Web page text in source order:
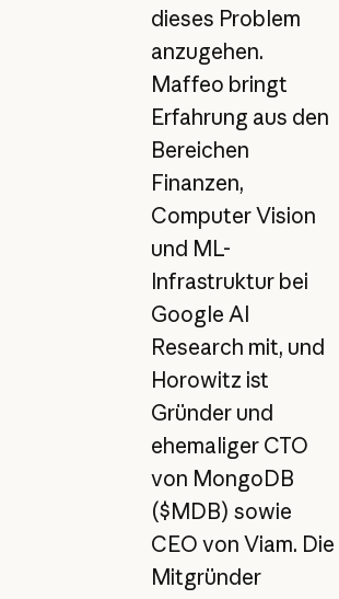
dieses Problem
anzugehen.
Maffeo bringt
Erfahrung aus den
Bereichen
Finanzen,
Computer Vision
und ML-
Infrastruktur bei
Google AI
Research mit, und
Horowitz ist
Gründer und
ehemaliger CTO
von MongoDB
($MDB) sowie
CEO von Viam. Die
Mitgründer